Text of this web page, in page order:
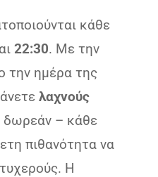
κάθε
22:30. Με την
την ημέρα της
λαχνούς
δωρεάν – κάθε
πιθανότητα να
Η